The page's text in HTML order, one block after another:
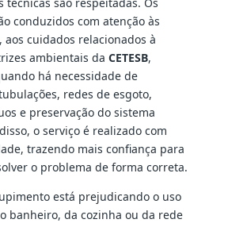
técnicas são respeitadas. Os
conduzidos com atenção às
aos cuidados relacionados à
ambientais da CETESB,
há necessidade de
redes de esgoto,
e preservação do sistema
o serviço é realizado com
trazendo mais confiança para
o problema de forma correta.
está prejudicando o uso
banheiro, da cozinha ou da rede